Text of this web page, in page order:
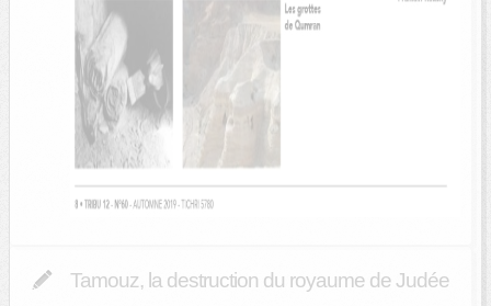
Tamouz, la destruction du royaume de Judée